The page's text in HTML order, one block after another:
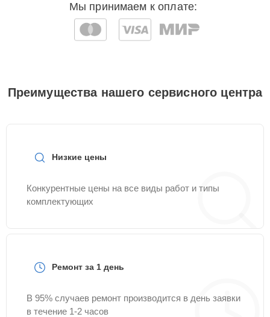
Мы принимаем к оплате:
Преимущества нашего сервисного центра
Низкие цены
Конкурентные цены на все виды работ и типы
комплектующих
Ремонт за 1 день
В 95% случаев ремонт производится в день заявки
в течение 1-2 часов